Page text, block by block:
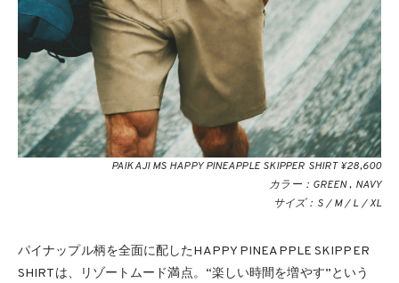
PAIKAJI MS HAPPY PINEAPPLE SKIPPER SHIRT ¥28,600
カラー：GREEN , NAVY
サイズ：S / M / L / XL
パイナップル柄を全面に配したHAPPY PINEAPPLE SKIPPER
SHIRTは、リゾートムード満点。“楽しい時間を増やす”という